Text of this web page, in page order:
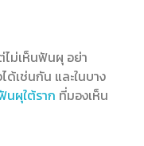
ม่เห็นฟันผุ อย่า
ด้เช่นกัน และในบาง
นผุใต้ราก ที่มองเห็น